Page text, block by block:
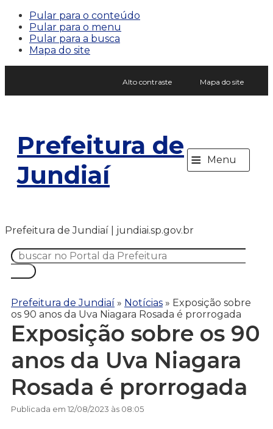
Pular para o conteúdo
Pular para o menu
Pular para a busca
Mapa do site
Alto contraste Mapa do site
Prefeitura de
Jundiaí
≡ Menu
Prefeitura de Jundiaí | jundiai.sp.gov.br
Prefeitura de Jundiaí » Notícias » Exposição sobre
os 90 anos da Uva Niagara Rosada é prorrogada
Exposição sobre os 90
anos da Uva Niagara
Rosada é prorrogada
Publicada em 12/08/2023 às 08:05